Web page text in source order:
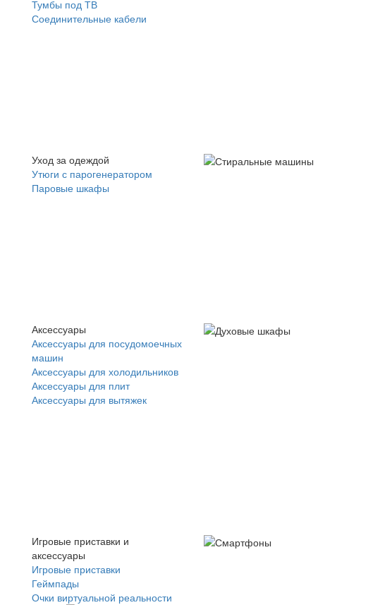
Тумбы под ТВ
Соединительные кабели
Уход за одеждой
Утюги с парогенератором
Паровые шкафы
Аксессуары
Аксессуары для посудомоечных
машин
Аксессуары для холодильников
Аксессуары для плит
Аксессуары для вытяжек
Игровые приставки и
аксессуары
Игровые приставки
Геймпады
Очки виртуальной реальности